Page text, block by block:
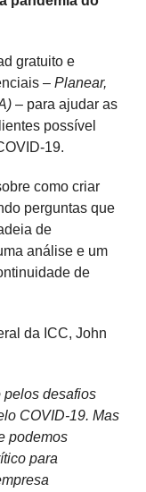
gratuito e
– Planear,
– para ajudar as
possível
19.
como criar
perguntas que
de
análise e um
de
da ICC, John
pelos desafios
COVID-19. Mas
podemos
para